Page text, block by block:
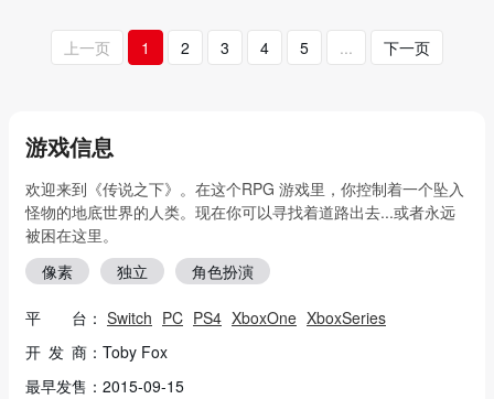
上一页 1 2 3 4 5 ... 下一页
游戏信息
欢迎来到《传说之下》。在这个RPG 游戏里，你控制着一个坠入
怪物的地底世界的人类。现在你可以寻找着道路出去...或者永远
被困在这里。
像素
独立 角色扮演
平 台： Switch PC PS4 XboxOne XboxSeries
开 发 商：Toby Fox
最早发售：2015-09-15